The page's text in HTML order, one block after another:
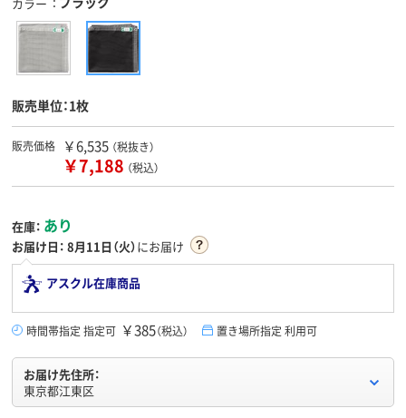
販売単位：1枚
販売価格 ￥6,535 （税抜き）
￥7,188 （税込）
在庫： あり
お届け日： 8月11日（火）にお届け
アスクル在庫商品
時間帯指定 指定可 ￥385（税込） 置き場所指定 利用可
お届け先住所：
東京都江東区